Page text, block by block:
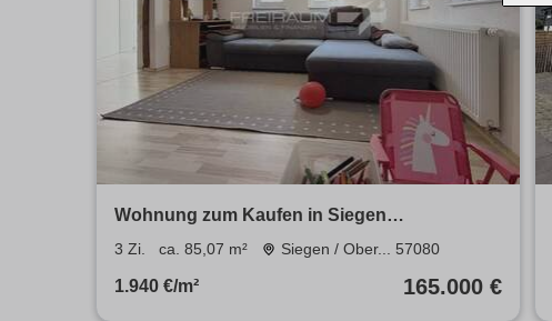
Wohnung zum Kaufen in Siegen
Oberschelden 165.000 € 85.07 m²
3 Zi. ca. 85,07 m² Siegen / Ober... 57080
1.940 €/m² 165.000 €